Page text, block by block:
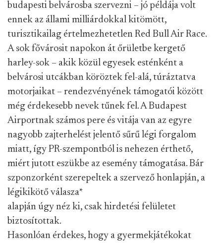
budapesti belvárosba szervezni – jó példája volt
ennek az állami milliárdokkal kitömött,
turisztikailag értelmezhetetlen Red Bull Air Race.
A sok fővárosit napokon át őrületbe kergető
harley-sok – akik közül egyesek esténként a
belvárosi utcákban köröztek fel-alá, túráztatva
motorjaikat – rendezvényének támogatói között
még érdekesebb nevek tűnek fel. A Budapest
Airportnak számos pere és vitája van az egyre
nagyobb zajterhelést jelentő sűrű légi forgalom
miatt, így PR-szempontból is nehezen érthető,
miért jutott eszükbe az esemény támogatása. Bár
szponzorként szerepeltek a szervező honlapján, a
légikikötő válasza*
alapján úgy néz ki, csak hirdetési felületet
biztosítottak.
Hasonlóan érdekes, hogy a gyermekjátékokat